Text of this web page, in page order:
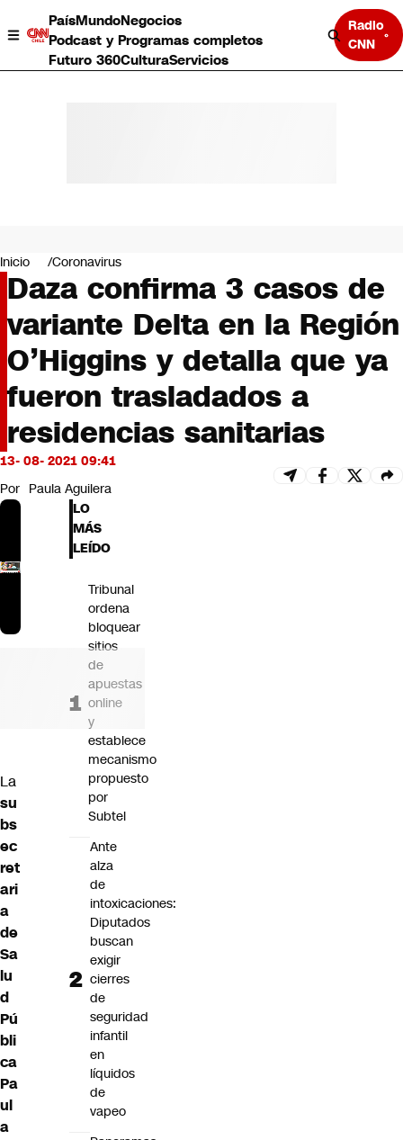
PaísMundoNegocios
Podcast y Programas completos
Futuro 360CulturaServicios
Radio
CNN
Negocios
Deportes
Programas completos
Cultura
Servicios
Bits
CNN Data
CNN tiempo
Futuro 360
Opinión
Inicio Coronavirus
Daza confirma 3 casos de
variante Delta en la Región
O’Higgins y detalla que ya
fueron trasladados a
residencias sanitarias
13- 08- 2021 09:41
Por Paula Aguilera
La
su
bs
ec
ret
ari
a
de
Sa
lu
d
Pú
bli
ca
Pa
ul
a
LO
MÁS
LEÍDO
Tribunal
ordena
bloquear
sitios
de
apuestas
online
y
establece
mecanismo
propuesto
por
Subtel
Ante
alza
de
intoxicaciones:
Diputados
buscan
exigir
cierres
de
seguridad
infantil
en
líquidos
de
vapeo